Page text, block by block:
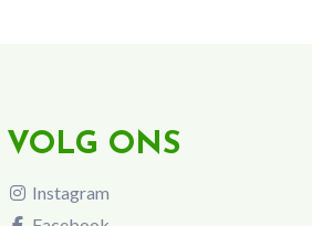
VOLG ONS
Instagram